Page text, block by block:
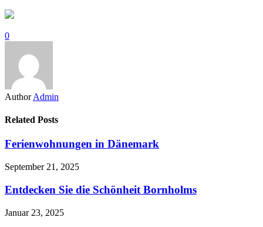
0
Author Admin
Related Posts
Ferienwohnungen in Dänemark
September 21, 2025
Entdecken Sie die Schönheit Bornholms
Januar 23, 2025